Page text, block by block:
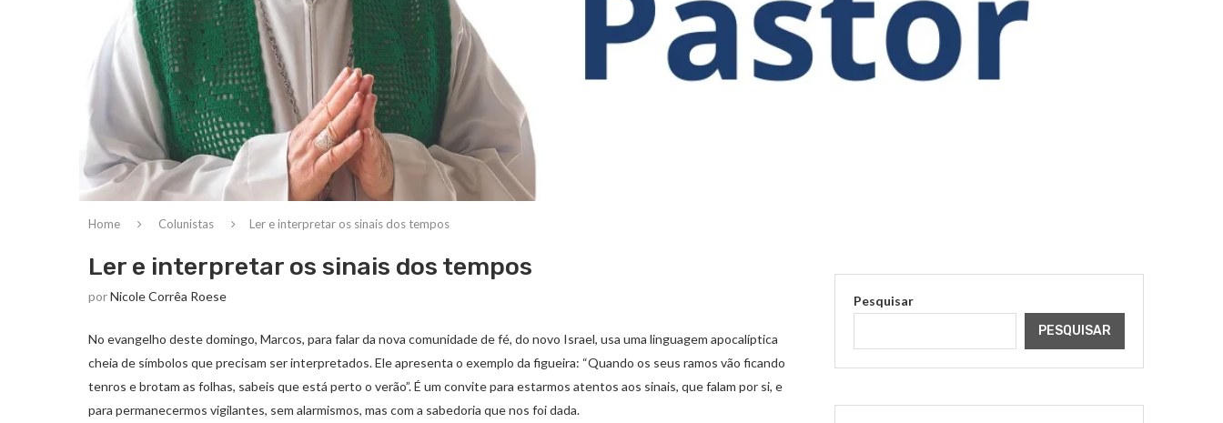
Home Colunistas Ler e interpretar os sinais dos tempos
Ler e interpretar os sinais dos tempos
porNicole Corrêa Roese
No evangelho deste domingo, Marcos, para falar da nova comunidade de fé, do novo Israel, usa uma linguagem apocalíptica
cheia de símbolos que precisam ser interpretados. Ele apresenta o exemplo da figueira: “Quando os seus ramos vão ficando
tenros e brotam as folhas, sabeis que está perto o verão”. É um convite para estarmos atentos aos sinais, que falam por si, e
para permanecermos vigilantes, sem alarmismos, mas com a sabedoria que nos foi dada.
Pesquisar
PESQUISAR